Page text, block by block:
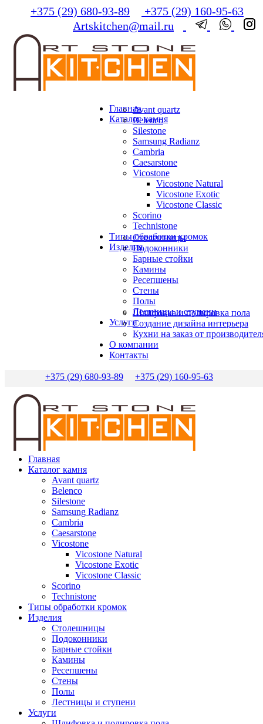
+375 (29) 680-93-89
+375 (29) 160-95-63
Artskitchen@mail.ru
Главная
Каталог камня
Avant quartz
Belenco
Silestone
Samsung Radianz
Сambria
Сaesarstone
Vicostone
Vicostone Natural
Vicostone Exotic
Vicostone Classic
Scorino
Technistone
Типы обработки кромок
Изделия
Столешницы
Подоконники
Барные стойки
Камины
Ресепшены
Стены
Полы
Лестницы и ступени
Услуги
Шлифовка и полировка пола
Создание дизайна интерьера
Кухни на заказ от
О компании
Контакты
+375 (29) 680-93-89 +375 (29) 160-95-63
Главная
Каталог камня
Avant quartz
Belenco
Silestone
Samsung Radianz
Сambria
Сaesarstone
Vicostone
Vicostone Natural
Vicostone Exotic
Vicostone Classic
Scorino
Technistone
Типы обработки кромок
Изделия
Столешницы
Подоконники
Барные стойки
Камины
Ресепшены
Стены
Полы
Лестницы и ступени
Услуги